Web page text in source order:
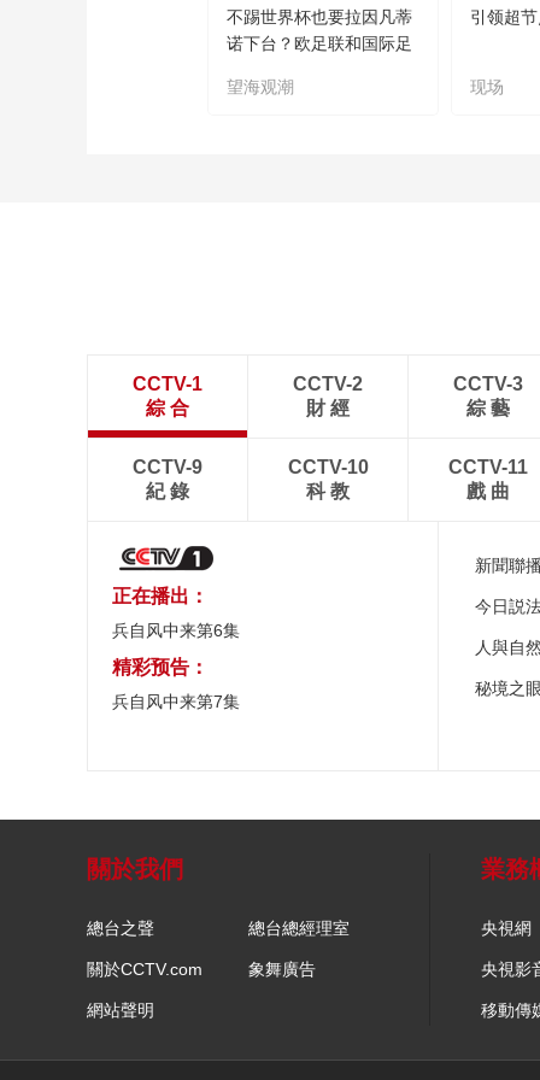
不踢世界杯也要拉因凡蒂
诺下台？欧足联和国际足
望海观潮
引领超
现场
CCTV-1
綜 合
CCTV-2
財 經
CCTV-3
綜 藝
CCTV-9
紀 錄
CCTV-10
科 教
CCTV-11
戲 曲
正在播出：
兵自风中来第6集
精彩预告：
兵自风中来第7集
新聞聯
今日説
人與自
秘境之
關於我們
總台之聲 總台總經理室
關於CCTV.com 象舞廣告
網站聲明
業務
央視網
央視影
移動傳